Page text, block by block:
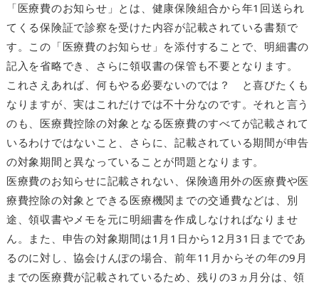
「医療費のお知らせ」とは、健康保険組合から年1回送られ
てくる保険証で診察を受けた内容が記載されている書類で
す。この「医療費のお知らせ」を添付することで、明細書の
記入を省略でき、さらに領収書の保管も不要となります。
これさえあれば、何もやる必要ないのでは？ と喜びたくも
なりますが、実はこれだけでは不十分なのです。それと言う
のも、医療費控除の対象となる医療費のすべてが記載されて
いるわけではないこと、さらに、記載されている期間が申告
の対象期間と異なっていることが問題となります。
医療費のお知らせに記載されない、保険適用外の医療費や医
療費控除の対象とできる医療機関までの交通費などは、別
途、領収書やメモを元に明細書を作成しなければなりませ
ん。また、申告の対象期間は1月1日から12月31日までであ
るのに対し、協会けんぽの場合、前年11月からその年の9月
までの医療費が記載されているため、残りの3ヵ月分は、領